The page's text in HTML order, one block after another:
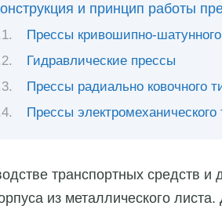
и принцип работы
Прессы кривошипно-
Гидравлические прессы
Прессы радиально ковочного
Прессы электромеханического
транспортных средств и
из металлического